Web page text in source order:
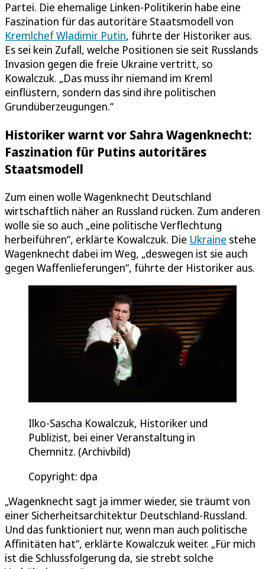
Partei. Die ehemalige Linken-Politikerin habe eine
Faszination für das autoritäre Staatsmodell von
Kremlchef Wladimir Putin, führte der Historiker aus.
Es sei kein Zufall, welche Positionen sie seit Russlands
Invasion gegen die freie Ukraine vertritt, so
Kowalczuk. „Das muss ihr niemand im Kreml
einflüstern, sondern das sind ihre politischen
Grundüberzeugungen.“
Historiker warnt vor Sahra Wagenknecht:
Faszination für Putins autoritäres
Staatsmodell
Zum einen wolle Wagenknecht Deutschland
wirtschaftlich näher an Russland rücken. Zum anderen
wolle sie so auch „eine politische Verflechtung
herbeiführen“, erklärte Kowalczuk. Die Ukraine stehe
Wagenknecht dabei im Weg, „deswegen ist sie auch
gegen Waffenlieferungen“, führte der Historiker aus.
Ilko-Sascha Kowalczuk, Historiker und
Publizist, bei einer Veranstaltung in
Chemnitz. (Archivbild)
Copyright: dpa
„Wagenknecht sagt ja immer wieder, sie träumt von
einer Sicherheitsarchitektur Deutschland-Russland.
Und das funktioniert nur, wenn man auch politische
Affinitäten hat“, erklärte Kowalczuk weiter. „Für mich
ist die Schlussfolgerung da, sie strebt solche